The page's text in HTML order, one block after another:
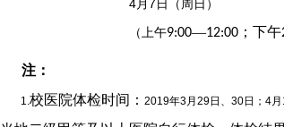
4月7日（周 日 ）
（上午9:00—12:00；下午
注：
1.校医院体检时间： 2019年3月29日、30日；4